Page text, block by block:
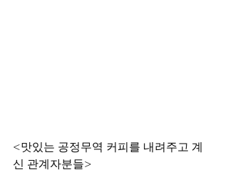
<맛있는 공정무역 커피를 내려주고 계
신 관계자분들>